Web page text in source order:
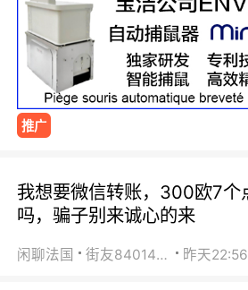
推广
我想要微信转账，300欧7个
吗，骗子别来诚心的来
闲聊法国 街友84014588 昨天22:56